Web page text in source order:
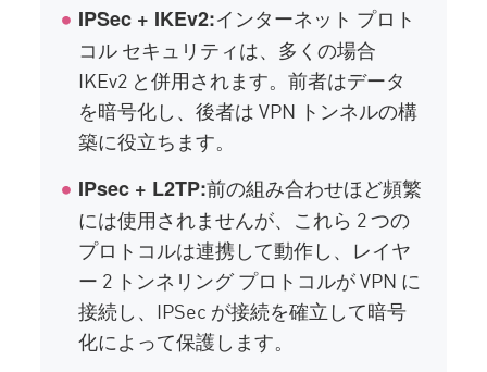
IPSec + IKEv2:インターネット プロト
コル セキュリティは、多くの場合
IKEv2 と併用されます。前者はデータ
を暗号化し、後者は VPN トンネルの構
築に役立ちます。
IPsec + L2TP:前の組み合わせほど頻繁
には使用されませんが、これら 2 つの
プロトコルは連携して動作し、レイヤ
ー 2 トンネリング プロトコルが VPN に
接続し、IPSec が接続を確立して暗号
化によって保護します。